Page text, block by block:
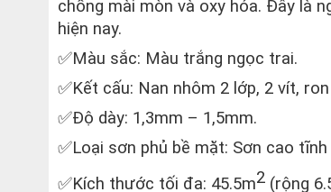
chống mài mòn và oxy hóa. Đây là
hiện nay.
✅Màu sắc: Màu trắng ngọc trai.
✅Kết cấu: Nan nhôm 2 lớp, 2 vít,
✅Độ dày: 1,3mm – 1,5mm.
✅Loại sơn phủ bề mặt: Sơn cao
✅Kích thước tối đa: 45.5m2 (rộng